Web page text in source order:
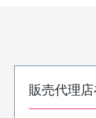
販売代理